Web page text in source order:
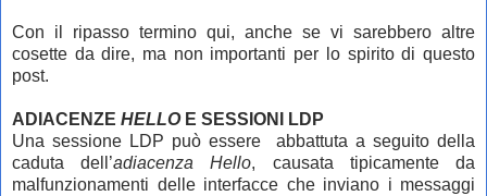
Con il ripasso termino qui, anche se vi sarebbero altre
cosette da dire, ma non importanti per lo spirito di questo
post.
ADIACENZE HELLOE SESSIONI LDP
Una sessione LDP può essere abbattuta a seguito della
caduta dell’adiacenza Hello, causata tipicamente da
malfunzionamenti delle interfacce che inviano i messaggi